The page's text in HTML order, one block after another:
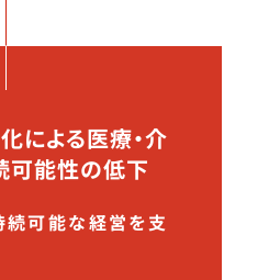
による医療・介
可能性の低下
続可能な経営を支